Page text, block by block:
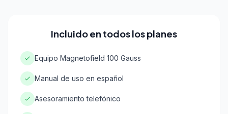
Incluido en todos los planes
Equipo Magnetofield 100 Gauss
Manual de uso en español
Asesoramiento telefónico